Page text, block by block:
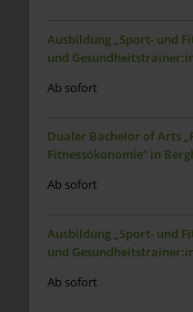
Ausbildung „Sport- und
und
Ab sofort
Dualer Bachelor of Arts
Fitnessökonomie“ in
Ab sofort
Ausbildung „Sport- und
und
Ab sofort